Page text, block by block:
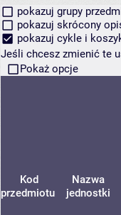
pokazuj grupy
pokazuj skrócony
pokazuj cykle i
Jeśli chcesz zmienić te
Pokaż opcje
Kod
przedmiotu
Nazwa
jednostki